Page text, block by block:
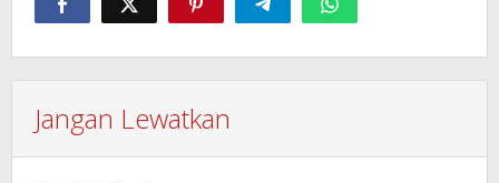
Jangan Lewatkan